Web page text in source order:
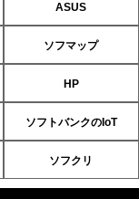
ASUS
ソフマップ
HP
ソフトバンクのIoT
ソフクリ